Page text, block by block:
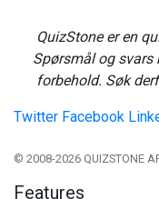
QuizStone er en
Spørsmål og
forbehold. Søk
Twitter Facebook
© 2008-2026 QUIZSTONE
Features